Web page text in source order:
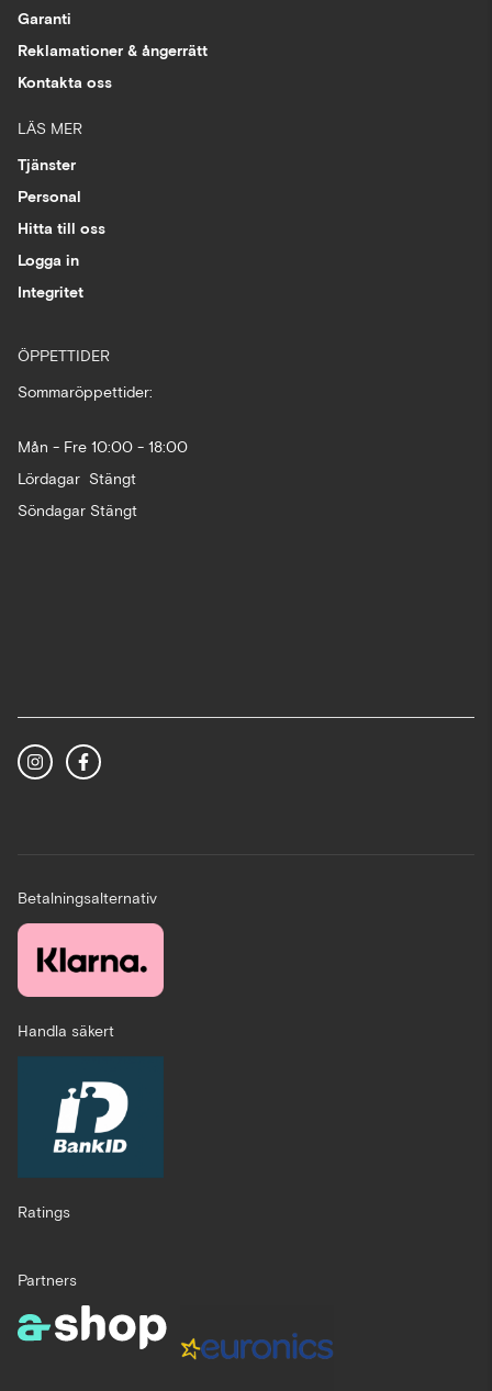
Garanti
Reklamationer & ångerrätt
Kontakta oss
LÄS MER
Tjänster
Personal
Hitta till oss
Logga in
Integritet
ÖPPETTIDER
Sommaröppettider:
Mån - Fre 10:00 - 18:00
Lördagar Stängt
Söndagar Stängt
Betalningsalternativ
Handla säkert
Ratings
Partners